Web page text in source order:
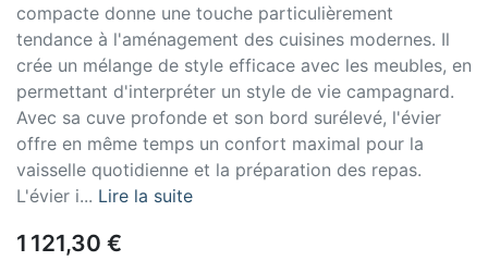
compacte donne une touche particulièrement
tendance à l'aménagement des cuisines modernes. Il
crée un mélange de style efficace avec les meubles, en
permettant d'interpréter un style de vie campagnard.
Avec sa cuve profonde et son bord surélevé, l'évier
offre en même temps un confort maximal pour la
vaisselle quotidienne et la préparation des repas.
L'évier i... Lire la suite
1 121,30 €